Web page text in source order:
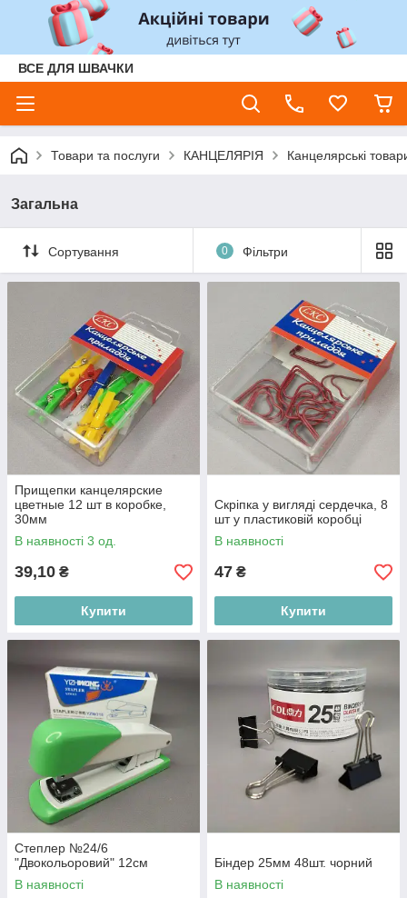
ВСЕ ДЛЯ ШВАЧКИ
Товари та послуги КАНЦЕЛЯРІЯ Канцелярські
Загальна
Сортування 0 Фільтри
Прищепки канцелярские
цветные 12 шт в коробке,
30мм
В наявності 3 од.
39,10 ₴
Купити
Скріпка у вигляді сердечка, 8
шт у пластиковій коробці
В наявності
47 ₴
Купити
Степлер №24/6
"Двокольоровий" 12см
В наявності
Біндер 25мм 48шт. чорний
В наявності